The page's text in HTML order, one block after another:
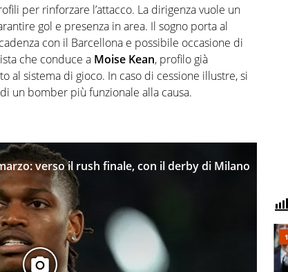
per rinforzare l’attacco. La dirigenza vuole un
gol e presenza in area. Il sogno porta al
con il Barcellona e possibile occasione di
che conduce a Moise Kean, profilo già
al sistema di gioco. In caso di cessione illustre, si
un bomber più funzionale alla causa.
verso il rush finale, con il derby di Milano